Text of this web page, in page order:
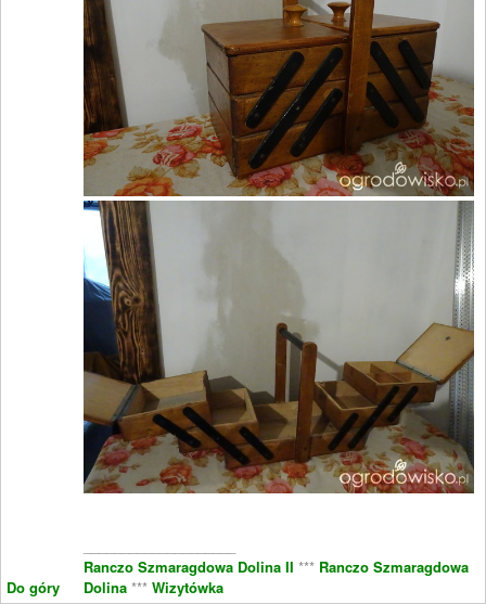
Do góry
Ranczo Szmaragdowa Dolina II *** Ranczo Szmaragdowa
Dolina *** Wizytówka